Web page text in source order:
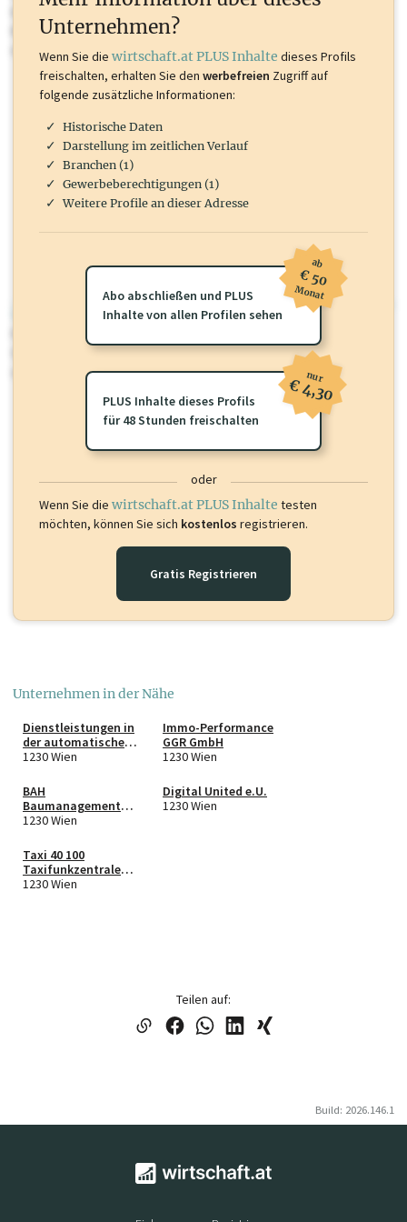
Marken, Patente, Rechtstatsachen, OTS-Aussendungen, und viele
mehr.
wirtschaft.at PLUS
Sie momentan nicht einsehen können. Schalten Sie dieses Profil frei
oder loggen Sie sich ein um diese Inhalte zu sehen.
Unternehmen?
Wenn Sie die wirtschaft.at PLUS Inhalte dieses Profils
freischalten, erhalten Sie den werbefreien Zugriff auf
folgende zusätzliche Informationen:
Historische Daten
Darstellung im zeitlichen Verlauf
Branchen (1)
Gewerbeberechtigungen (1)
Weitere Profile an dieser Adresse
Abo abschließen und PLUS
Inhalte von allen Profilen sehen
ab
€ 50
Monat
PLUS Inhalte dieses Profils
für 48 Stunden freischalten
nur
€ 4,30
oder
Wenn Sie die wirtschaft.at PLUS Inhalte testen
möchten, können Sie sich kostenlos registrieren.
Gratis Registrieren
Unternehmen in der Nähe
Dienstleistungen in
der automatischen
Datenverarbeitung
Informationstechnik
Felix Schlösinger
e.U.
1230 Wien
Immo-Performance
GGR GmbH
1230 Wien
BAH
Baumanagement
e.U.
1230 Wien
Digital United e.U.
1230 Wien
Taxi 40 100
Taxifunkzentrale
FlexCo
1230 Wien
Teilen auf:
Build: 2026.146.1